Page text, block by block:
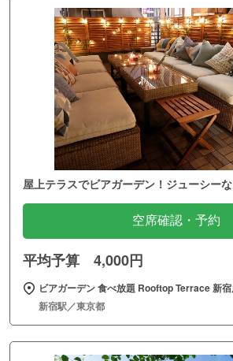
屋上テラスでビアガーデン！ジューシー
空席確認・予約
平均予算 4,000円
ビアガーデン 食べ放題 Rooftop Terrace 新
新宿駅／東京都